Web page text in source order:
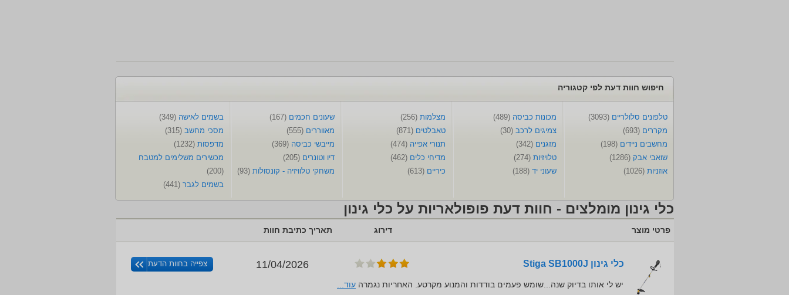
חיפוש חוות דעת לפי קטגוריה
טלפונים סלולריים (3093)
מקררים (693)
מחשבים ניידים (198)
שואבי אבק (1286)
אוזניות (1026)
מכונות כביסה (489)
צמיגים לרכב (30)
מזגנים (342)
טלויזיות (274)
שעוני יד (188)
מצלמות (256)
טאבלטים (871)
תנורי אפייה (474)
מדיחי כלים (462)
כיריים (613)
שעונים חכמים (167)
מאווררים (555)
מייבשי כביסה (369)
דיו וטונרים (205)
משחקי טלוויזיה - קונסולות (93)
בשמים לאישה (349)
מסכי מחשב (315)
מדפסות (1232)
מכשירים משלימים למטבח
(200)
בשמים לגבר (441)
כלי גינון מומלצים - חוות דעת פופולאריות על כלי גינון
פרטי מוצר דירוג תאריך כתיבת חוות
כלי גינון Stiga SB1000J 11/04/2026 צפייה בחוות הדעת
יש לי אותו בדיוק שנה...שומש פעמים בודדות והמנוע מקרטע. האחריות נגמרה עוד...